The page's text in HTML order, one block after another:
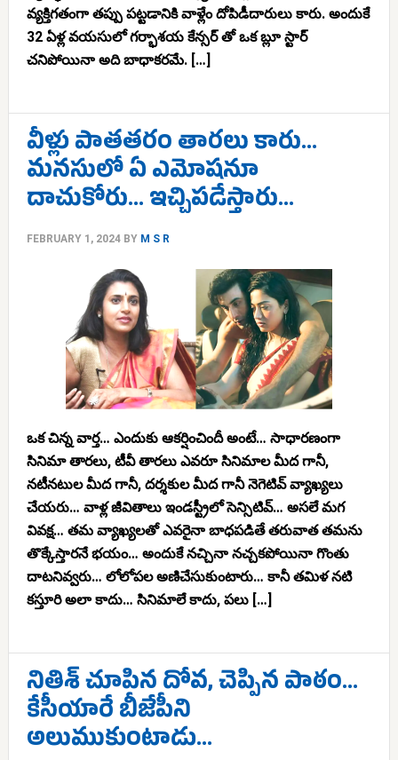
వ్యక్తిగతంగా తప్పు పట్టడానికి వాళ్లేం దోపిడీదారులు కారు. అందుకే
32 ఏళ్ల వయసులో గర్భాశయ కేన్సర్ తో ఒక బ్లూ స్టార్
చనిపోయినా అది బాధాకరమే. […]
వీళ్లు పాతతరం తారలు కారు…
మనసులో ఏ ఎమోషనూ
దాచుకోరు… ఇచ్చిపడేస్తారు…
FEBRUARY 1, 2024BY M S R
ఒక చిన్న వార్త… ఎందుకు ఆకర్షించిందీ అంటే… సాధారణంగా
సినిమా తారలు, టీవీ తారలు ఎవరూ సినిమాల మీద గానీ,
నటీనటుల మీద గానీ, దర్శకుల మీద గానీ నెగెటివ్ వ్యాఖ్యలు
చేయరు… వాళ్ల జీవితాలు ఇండస్ట్రీలో సెన్సిటివ్… అసలే మగ
వివక్ష… తమ వ్యాఖ్యలతో ఎవరైనా బాధపడితే తరువాత తమను
తొక్కేస్తారనే భయం… అందుకే నచ్చినా నచ్చకపోయినా గొంతు
దాటనివ్వరు… లోలోపల అణిచేసుకుంటారు… కానీ తమిళ నటి
కస్తూరి అలా కాదు… సినిమాలే కాదు, పలు […]
నితిశ్ చూపిన దోవ, చెప్పిన పాఠం…
కేసీయారే బీజేపీని
అలుముకుంటాడు…